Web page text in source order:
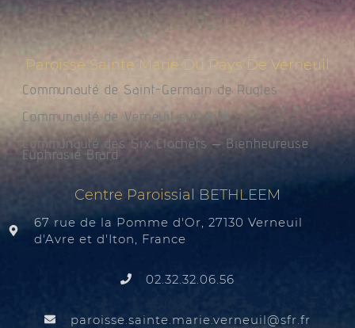
Paroisse Sainte Marie Du Pays De Verneuil
Communauté de Saint-Germain de Rugles
Communauté de Verneuil sur Avre
Communauté des Six Clochers – Bienheureuse
Euphrasie Brard
Centre Paroissial BETHLEEM
67 rue de la Pomme d'Or, 27130 Verneuil
d'Avre et d'Iton, France
02.32.32.06.56
rf.rfs
@liuenrev.eiram.etnias.essiorap